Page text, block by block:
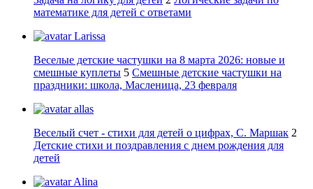
математике для детей с ответами
Larissa
Веселые детские частушки на 8 марта 2026: новые и
смешные куплеты 5 Смешные детские частушки на
праздники: школа, Масленица, 23 февраля
allas
Веселый счет - стихи для детей о цифрах, С. Маршак 2
Детские стихи и поздравления с днем рождения для
детей
Alina